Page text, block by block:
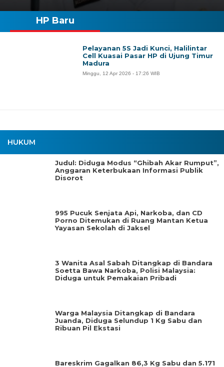
HUKUM
Judul: Diduga Modus “Ghibah Akar Rumput”,
Anggaran Keterbukaan Informasi Publik
Disorot
995 Pucuk Senjata Api, Narkoba, dan CD
Porno Ditemukan di Ruang Mantan Ketua
Yayasan Sekolah di Jaksel
3 Wanita Asal Sabah Ditangkap di Bandara
Soetta Bawa Narkoba, Polisi Malaysia:
Diduga untuk Pemakaian Pribadi
Warga Malaysia Ditangkap di Bandara
Juanda, Diduga Selundup 1 Kg Sabu dan
Ribuan Pil Ekstasi
Bareskrim Gagalkan 86,3 Kg Sabu dan 5.171
HP Baru
Pelayanan 5S Jadi Kunci, Halilintar
Cell Kuasai Pasar HP di Ujung Timur
Madura
Minggu, 12 Apr 2026 - 17:26 WIB